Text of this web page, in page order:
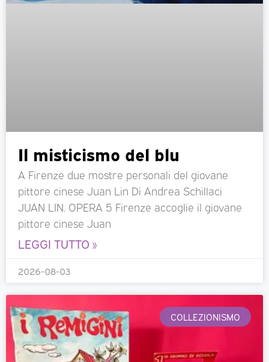
Il misticismo del blu
A Firenze due mostre personali del giovane
pittore cinese Juan Lin Di Andrea Schillaci
JUAN LIN. OPERA 5 Firenze accoglie il giovane
pittore cinese Juan
LEGGI TUTTO »
2026-08-03
COLLEZIONISMO